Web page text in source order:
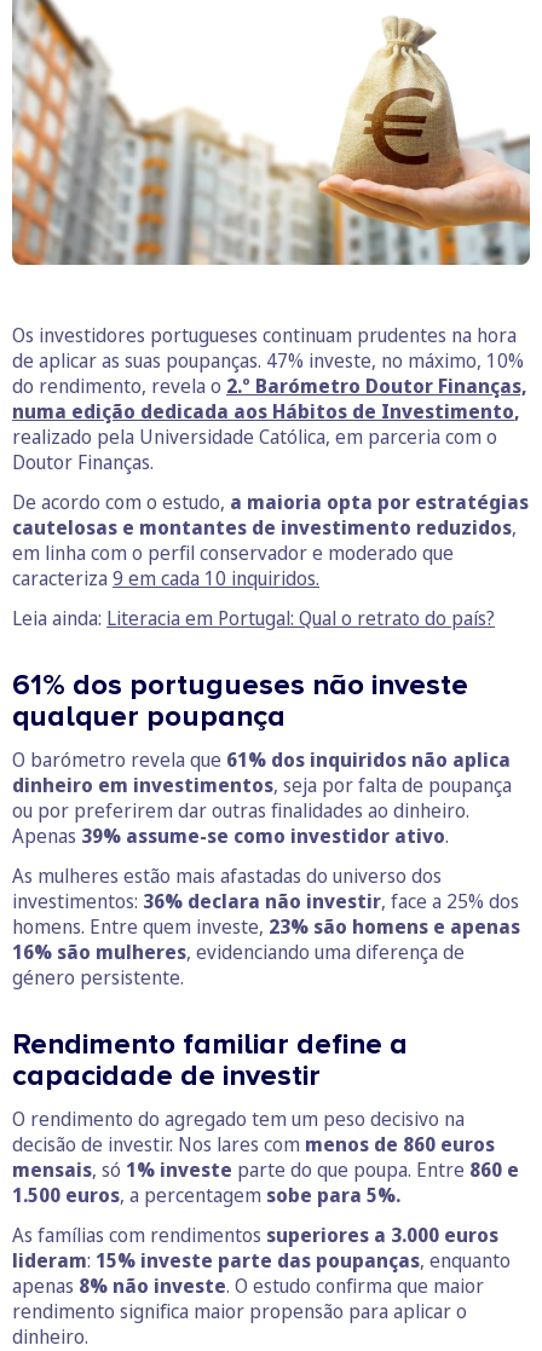
Os investidores portugueses continuam prudentes na hora
de aplicar as suas poupanças. 47% investe, no máximo, 10%
do rendimento, revela o 2.º Barómetro Doutor Finanças,
numa edição dedicada aos Hábitos de Investimento,
realizado pela Universidade Católica, em parceria com o
Doutor Finanças.
De acordo com o estudo, a maioria opta por estratégias
cautelosas e montantes de investimento reduzidos,
em linha com o perfil conservador e moderado que
caracteriza 9 em cada 10 inquiridos.
Leia ainda: Literacia em Portugal: Qual o retrato do país?
61% dos portugueses não investe
qualquer poupança
O barómetro revela que 61% dos inquiridos não aplica
dinheiro em investimentos, seja por falta de poupança
ou por preferirem dar outras finalidades ao dinheiro.
Apenas 39% assume-se como investidor ativo.
As mulheres estão mais afastadas do universo dos
investimentos: 36% declara não investir, face a 25% dos
homens. Entre quem investe, 23% são homens e apenas
16% são mulheres, evidenciando uma diferença de
género persistente.
Rendimento familiar define a
capacidade de investir
O rendimento do agregado tem um peso decisivo na
decisão de investir. Nos lares com menos de 860 euros
mensais, só 1% investe parte do que poupa. Entre 860 e
1.500 euros, a percentagem sobe para 5%.
As famílias com rendimentos superiores a 3.000 euros
lideram: 15% investe parte das poupanças, enquanto
apenas 8% não investe. O estudo confirma que maior
rendimento significa maior propensão para aplicar o
dinheiro.